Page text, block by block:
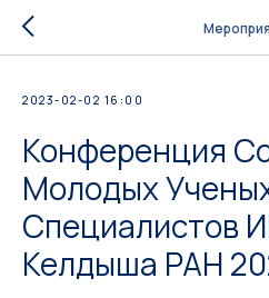
2023-02-02 16:00
Конференция
Молодых
Специалистов
Келдыша РАН